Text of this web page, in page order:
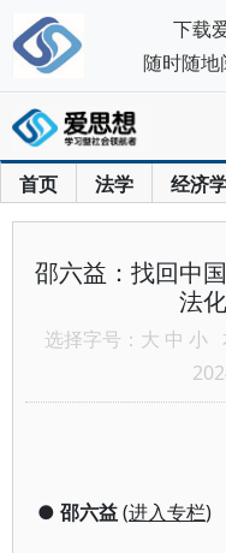
首页 法学 经济
邵六益：找回中
法
选择字号： 大 中 小
● 邵六益(进入专栏)
下载
随时随